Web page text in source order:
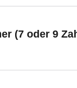
(7 oder 9